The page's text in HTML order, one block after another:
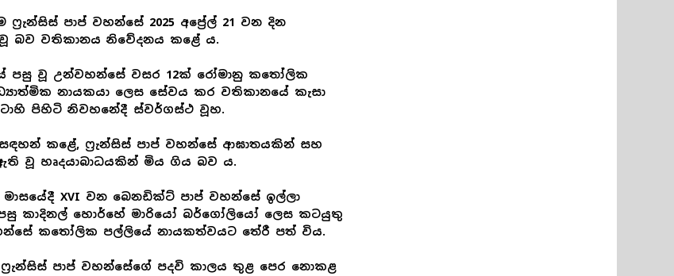
පාප් වහන්සේ 2025 අප්‍රේල් 21 වන දින
බව වතිකානය නිවේදනය කළේ ය.
පසු වූ උන්වහන්සේ වසර 12ක් රෝමානු කතෝලික
නායකයා ලෙස සේවය කර වතිකානයේ කැසා
පිහිටි නිවහනේදී ස්වර්ගස්ථ වූහ.
කළේ, ෆ්‍රැන්සිස් පාප් වහන්සේ ආඝාතයකින් සහ
වූ හෘදයාබාධයකින් මිය ගිය බව ය.
මාසයේදී XVI වන බෙනඩික්ට් පාප් වහන්සේ ඉල්ලා
කාදිනල් හොර්හේ මාරියෝ බර්ගෝලියෝ ලෙස කටයුතු
කතෝලික පල්ලියේ නායකත්වයට තේරී පත් විය.
පාප් වහන්සේගේ පදවි කාලය තුළ පෙර නොකළ